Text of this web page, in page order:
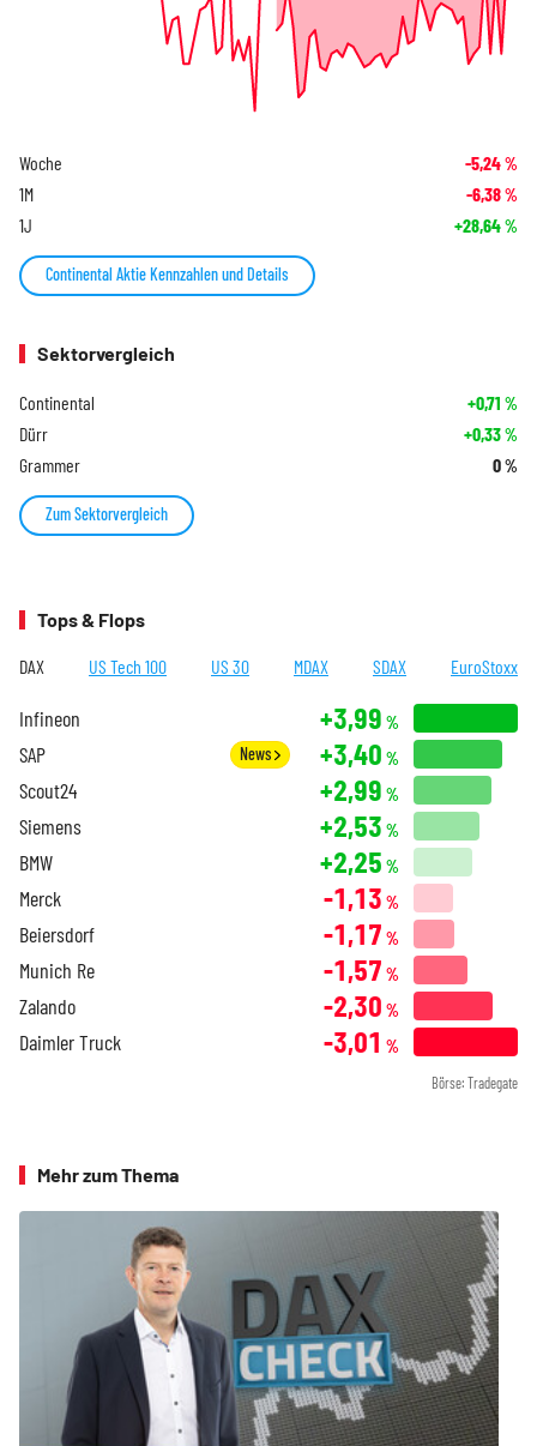
Woche -5,24%
1M -6,38%
1J +28,64%
Continental Aktie Kennzahlen und Details
Sektorvergleich
Continental +0,71 %
Dürr +0,33%
Grammer 0%
Zum Sektorvergleich
Tops & Flops
DAX US Tech 100 US 30 MDAX SDAX EuroStoxx
Infineon +3,99 %
SAP News +3,40 %
Scout24 +2,99 %
Siemens +2,53 %
BMW +2,25 %
Merck -1,13 %
Beiersdorf -1,17 %
Munich Re -1,57 %
Zalando -2,30 %
Daimler Truck -3,01 %
Börse: Tradegate
Mehr zum Thema